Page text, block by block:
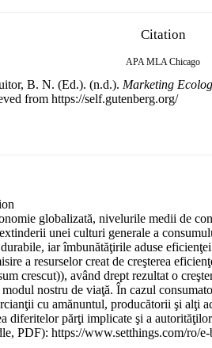
Citation
APA MLA Chicago
B. N. (Ed.). (n.d.). Marketing
from https://self.gutenberg.org/
globalizată, nivelurile medii de
unei culturi generale a
iar îmbunătăţirile aduse
a resurselor creat de creşterea
crescut)), având drept rezultat o
nostru de viaţă. În cazul
cu amănuntul, producătorii şi alţi
părţi implicate şi a
PDF): https://www.setthings.com/ro/